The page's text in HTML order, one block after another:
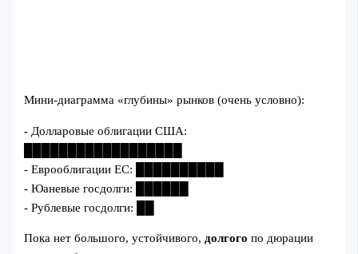
Мини-диаграмма «глубины» рынков (очень условно):
- Долларовые облигации США:
- Еврооблигации ЕС: ██████████
- Юаневые госдолги: ██████
- Рублевые госдолги: ██
Пока нет большого, устойчивого,долгого по дюрации